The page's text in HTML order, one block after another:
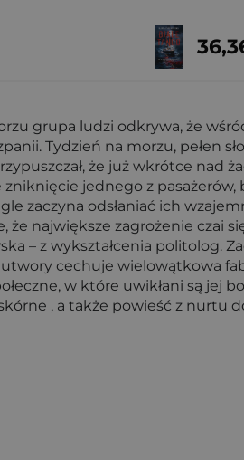
grupa ludzi odkrywa, że
Tydzień na morzu, pełen
że już wkrótce nad
jednego z pasażerów,
zaczyna odsłaniać ich
największe zagrożenie czai
– z wykształcenia politolog.
cechuje wielowątkowa
w które uwikłani są jej
, a także powieść z nurtu